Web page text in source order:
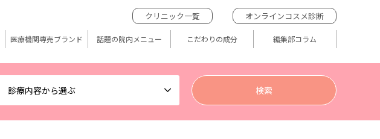
診療内容から選ぶ
クリニック一覧 オンラインコスメ診断
医療機関専売ブランド 話題の院内メニュー こだわりの成分 編集部コラム